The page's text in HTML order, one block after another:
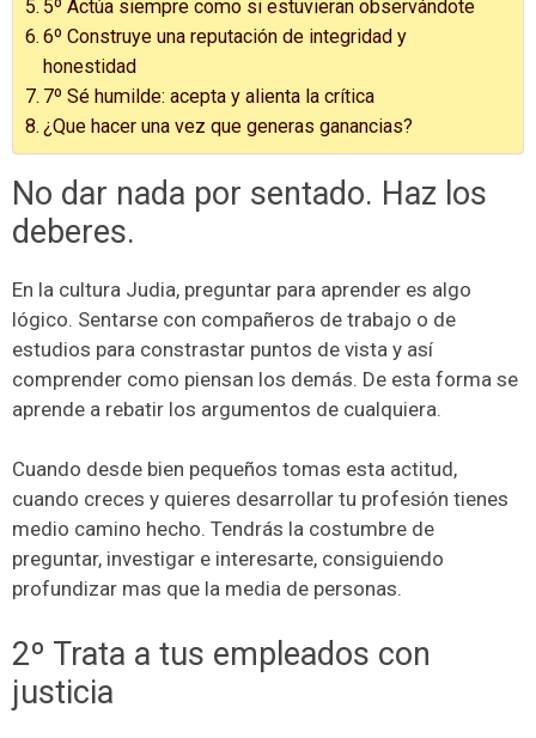
5º Actúa siempre como si estuvieran observándote
6º Construye una reputación de integridad y
honestidad
7º Sé humilde: acepta y alienta la crítica
¿Que hacer una vez que generas ganancias?
No dar nada por sentado. Haz los
deberes.
En la cultura Judia, preguntar para aprender es algo
lógico. Sentarse con compañeros de trabajo o de
estudios para constrastar puntos de vista y así
comprender como piensan los demás. De esta forma se
aprende a rebatir los argumentos de cualquiera.
Cuando desde bien pequeños tomas esta actitud,
cuando creces y quieres desarrollar tu profesión tienes
medio camino hecho. Tendrás la costumbre de
preguntar, investigar e interesarte, consiguiendo
profundizar mas que la media de personas.
2º Trata a tus empleados con
justicia